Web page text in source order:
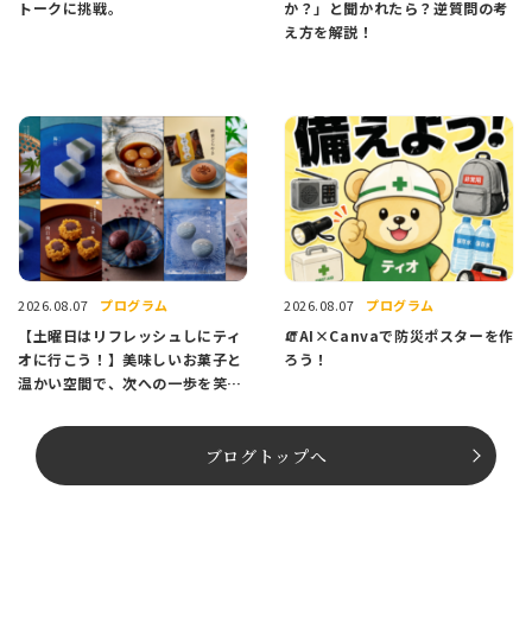
トークに挑戦。
か？」と聞かれたら？逆質問の考
え方を解説！
2026.08.07 プログラム
【土曜日はリフレッシュしにティ
オに行こう！】美味しいお菓子と
温かい空間で、次への一歩を笑顔
2026.08.07 プログラム
🧯AI×Canvaで防災ポスターを作
ろう！
ブログトップへ